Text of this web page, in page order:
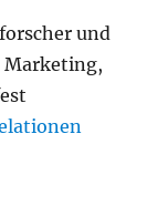
und
Marketing,